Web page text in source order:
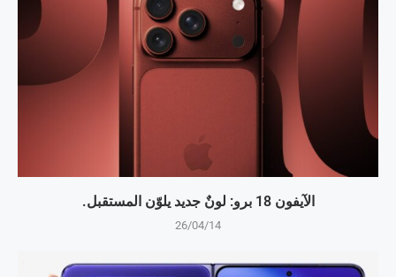
الآيفون 18 برو: لونٌ جديد يلوّن المستقبل.
26/04/14